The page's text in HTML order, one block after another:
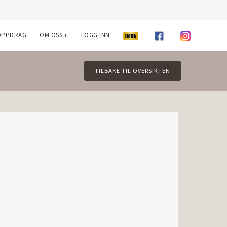
OM OSS+ LOGG INN
TILBAKE TIL OVERSIKTEN